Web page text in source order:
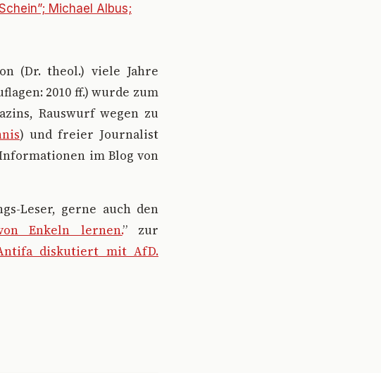
Michael Albus;
(Dr. theol.) viele Jahre
2010 ff.) wurde zum
Rauswurf wegen zu
) und freier Journalist
im Blog von
Leser, gerne auch den
Enkeln lernen.” zur
diskutiert mit AfD.